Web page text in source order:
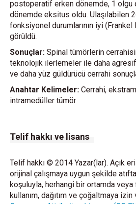
postoperatif erken dönemde, 1
dönemde eksitus oldu. Ulaşılabilen
fonksiyonel durumlarının iyi (Frankel
görüldü.
Sonuçlar: Spinal tümörlerin
teknolojik ilerlemeler ile daha
ve daha yüz güldürücü cerrahi
Anahtar Kelimeler: Cerrahi,
intramedüller tümör
Telif hakkı ve lisans
Telif hakkı © 2014 Yazar(lar). Açık
orijinal çalışmaya uygun şekilde
koşuluyla, herhangi bir ortamda veya
kullanım, dağıtım ve çoğaltmaya izin